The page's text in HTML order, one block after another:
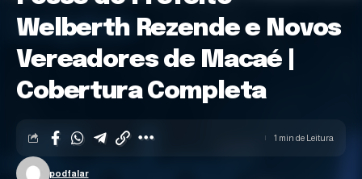
Welberth Rezende e Novos
Vereadores de Macaé |
Cobertura Completa
podfalar
1 min de Leitura